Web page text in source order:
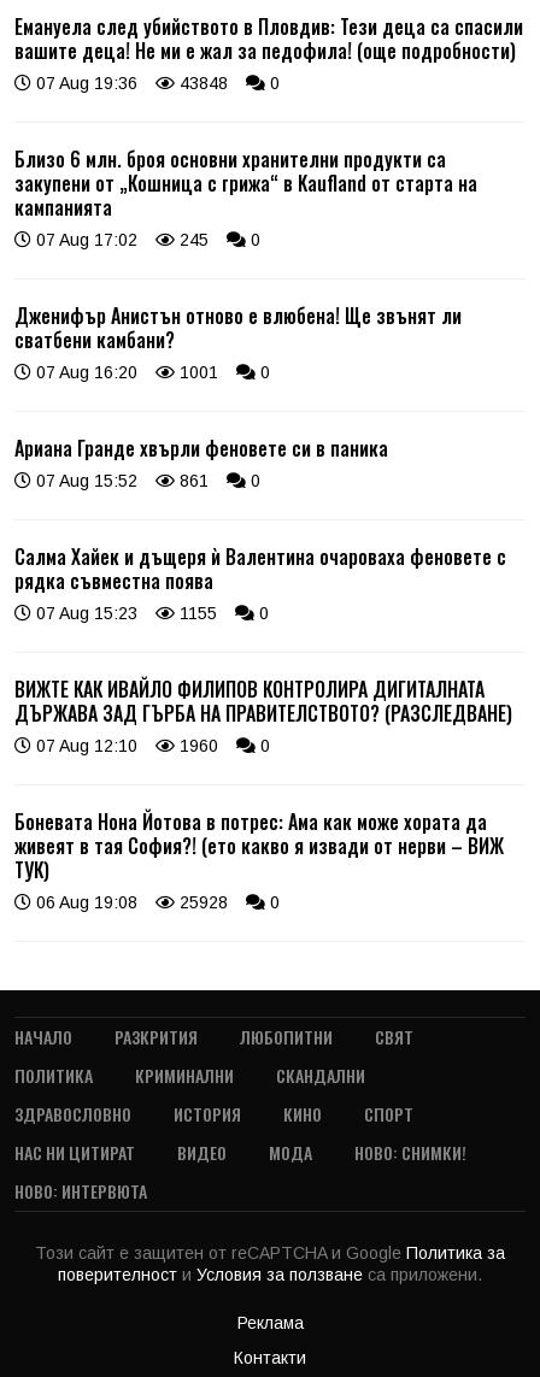
Емануела след убийството в Пловдив: Тези деца са спасили
вашите деца! Не ми е жал за педофила! (още подробности)
07 Aug 19:36 43848 0
Близо 6 млн. броя основни хранителни продукти са
закупени от „Кошница с грижа“ в Kaufland от старта на
кампанията
07 Aug 17:02 245 0
Дженифър Анистън отново е влюбена! Ще звънят ли
сватбени камбани?
07 Aug 16:20 1001 0
Ариана Гранде хвърли феновете си в паника
07 Aug 15:52 861 0
Салма Хайек и дъщеря ѝ Валентина очароваха феновете с
рядка съвместна поява
07 Aug 15:23 1155 0
ВИЖТЕ КАК ИВАЙЛО ФИЛИПОВ КОНТРОЛИРА ДИГИТАЛНАТА
ДЪРЖАВА ЗАД ГЪРБА НА ПРАВИТЕЛСТВОТО? (РАЗСЛЕДВАНЕ)
07 Aug 12:10 1960 0
Боневата Нона Йотова в потрес: Ама как може хората да
живеят в тая София?! (ето какво я извади от нерви – ВИЖ
ТУК)
06 Aug 19:08 25928 0
НАЧАЛО РАЗКРИТИЯ ЛЮБОПИТНИ
СВЯТ
ПОЛИТИКА
КРИМИНАЛНИ
СКАНДАЛНИ
ЗДРАВОСЛОВНО
ИСТОРИЯ КИНО
СПОРТ
НАС НИ ЦИТИРАТ
ВИДЕО МОДА
НОВО: СНИМКИ!
НОВО: ИНТЕРВЮТА
Този сайт е защитен от reCAPTCHA и Google Политика за
поверителност и Условия за ползване са приложени.
Реклама
Контакти